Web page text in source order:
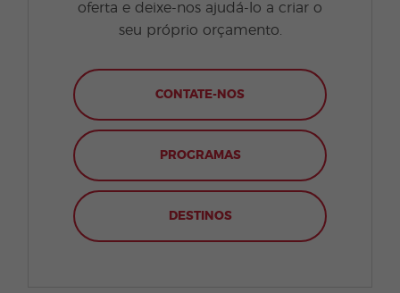
oferta e deixe-nos ajudá-lo a criar o
seu próprio orçamento.
CONTATE-NOS
PROGRAMAS
DESTINOS